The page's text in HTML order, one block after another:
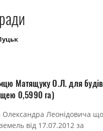
Матящуку О.Л. для
0,5990 га)
Леонідовича
реєстрі земель від